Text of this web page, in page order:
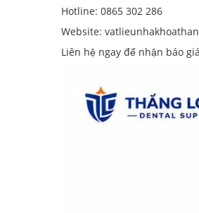
Hotline: 0865 302 286
Website:
Liên hệ ngay để nhận báo